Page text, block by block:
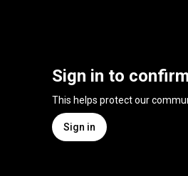
Sign in to
This helps protect our
Sign in